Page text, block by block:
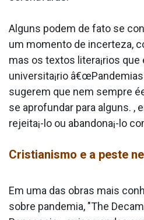
Alguns podem de fato se
um momento de incerteza,
mas os textos litera¡rios
universita¡rio â€œPandemias
sugerem que nem sempre
se aprofundar para alguns. ,
rejeita¡-lo ou abandona¡-lo
Cristianismo e a peste
Em uma das obras mais
sobre pandemia, "The